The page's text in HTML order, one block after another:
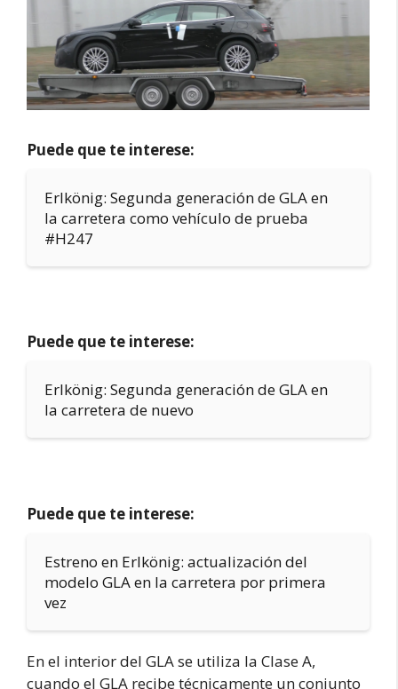
Puede que te interese:
Erlkönig: Segunda generación de GLA en
la carretera como vehículo de prueba
#H247
Puede que te interese:
Erlkönig: Segunda generación de GLA en
la carretera de nuevo
Puede que te interese:
Estreno en Erlkönig: actualización del
modelo GLA en la carretera por primera
vez
En el interior del GLA se utiliza la Clase A,
cuando el GLA recibe técnicamente un conjunto